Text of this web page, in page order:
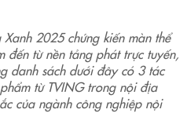
2025 chứng kiến màn thể
đến từ nền tảng phát trực tuyến,
danh sách dưới đây có 3 tác
từ TVING trong nội địa
của ngành công nghiệp nội